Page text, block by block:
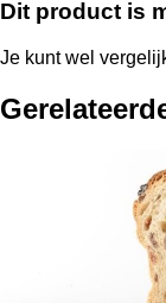
Dit product is
Je kunt wel